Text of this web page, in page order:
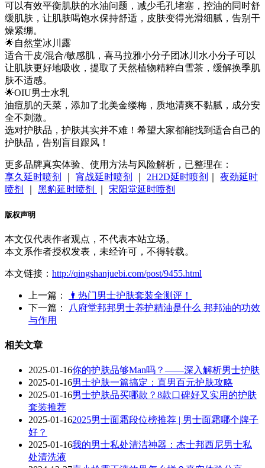
可以有效平衡肌肤的水油问题，减少毛孔堵塞，控油的同时舒
缓肌肤，让肌肤喝饱水保持舒适，皮肤变得光滑细腻，告别干
燥紧绷。
🌟自然堂冰川露
适合干皮/混合/敏感肌，喜马拉雅小分子团冰川水小分子可以
让肌肤更好地吸收，提取了天然植物精粹白雪茶，缓解换季肌
肤不适感。
🌟OIU男士水乳
油痘肌的天菜，添加了北美金缕梅，质地清爽不黏腻，成分安
全不刺激。
选对护肤品，护肤其实并不难！希望大家都能找到适合自己的
护肤品，告别盲目跟风！
更多品牌真实体验、使用方法与风险解析，已整理在：
享久延时喷剂
宵战延时喷剂 2H2D延时喷剂
夜劲延时
喷剂
黑豹延时喷剂 宋阳堂延时喷剂
版权声明
本文仅代表作者观点，不代表本站立场。
本文系作者授权发表，未经许可，不得转载。
本文链接： http://qingshanjuebi.com/post/9455.html
上一篇：
👨热门男士护肤套装全测评！
下一篇：
八府堂邦邦男士养护精油是什么 邦邦油的功效
与作用
相关文章
2025-01-16你的护肤品够Man吗？——深入解析男士护肤
2025-01-16男士护肤一篇搞定：直男百元护肤攻略
2025-01-16男士护肤品买哪款？8款口碑好又实用的护肤
套装推荐
2025-01-162025男士面霜段位榜推荐 | 男士面霜哪个牌子
好？
2025-01-16我的男士私处清洁神器：杰士邦西尼男士私
处清洗液